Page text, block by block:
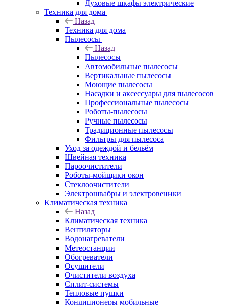
Духовые шкафы электрические
Техника для дома
Назад
Техника для дома
Пылесосы
Назад
Пылесосы
Автомобильные пылесосы
Вертикальные пылесосы
Моющие пылесосы
Насадки и аксессуары для пылесосов
Профессиональные пылесосы
Роботы-пылесосы
Ручные пылесосы
Традиционные пылесосы
Фильтры для пылесоса
Уход за одеждой и бельём
Швейная техника
Пароочистители
Роботы-мойщики окон
Стеклоочистители
Электрошвабры и электровеники
Климатическая техника
Назад
Климатическая техника
Вентиляторы
Водонагреватели
Метеостанции
Обогреватели
Осушители
Очистители воздуха
Сплит-системы
Тепловые пушки
Кондиционеры мобильные